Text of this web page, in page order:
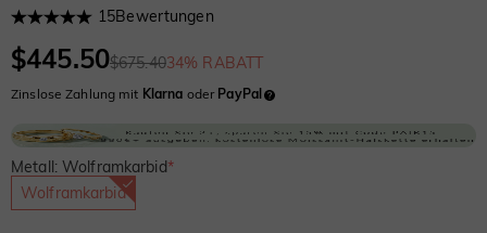
15Bewertungen
$445.50$675.4034% RABATT
Zinslose Zahlung mit Klarna oder PayPal
Metall: Wolframkarbid*
Wolframkarbid